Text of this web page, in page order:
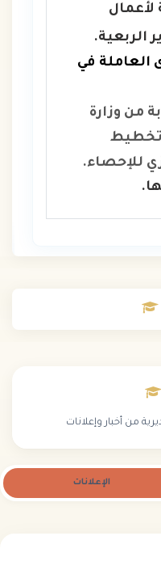
لأعمال
الربعية.
العاملة في
من وزارة
تخطيط
للإحصاء.
من أخبار وإعلانات
الإعلانات